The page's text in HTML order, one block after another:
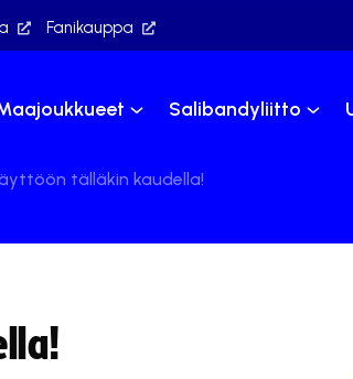
Fanikauppa
Salibandyliitto
tälläkin kaudella!